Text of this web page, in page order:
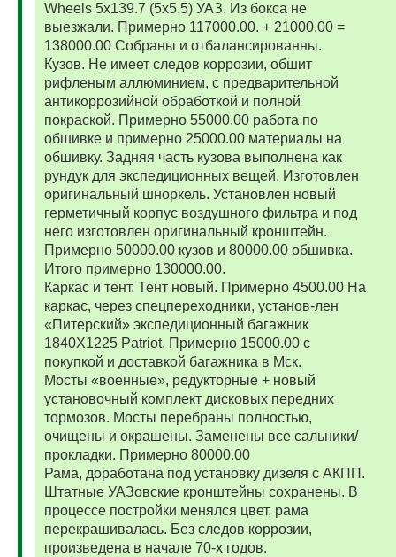
Wheels 5x139.7 (5x5.5) УАЗ. Из бокса не
выезжали. Примерно 117000.00. + 21000.00 =
138000.00 Собраны и отбалансированны.
Кузов. Не имеет следов коррозии, обшит
рифленым аллюминием, с предварительной
антикоррозийной обработкой и полной
покраской. Примерно 55000.00 работа по
обшивке и примерно 25000.00 материалы на
обшивку. Задняя часть кузова выполнена как
рундук для экспедиционных вещей. Изготовлен
оригинальный шноркель. Установлен новый
герметичный корпус воздушного фильтра и под
него изготовлен оригинальный кронштейн.
Примерно 50000.00 кузов и 80000.00 обшивка.
Итого примерно 130000.00.
Каркас и тент. Тент новый. Примерно 4500.00 На
каркас, через спецпереходники, установ-лен
«Питерский» экспедиционный багажник
1840Х1225 Patriot. Примерно 15000.00 с
покупкой и доставкой багажника в Мск.
Мосты «военные», редукторные + новый
установочный комплект дисковых передних
тормозов. Мосты перебраны полностью,
очищены и окрашены. Заменены все сальники/
прокладки. Примерно 80000.00
Рама, доработана под установку дизеля с АКПП.
Штатные УАЗовские кронштейны сохранены. В
процессе постройки менялся цвет, рама
перекрашивалась. Без следов коррозии,
произведена в начале 70-х годов.